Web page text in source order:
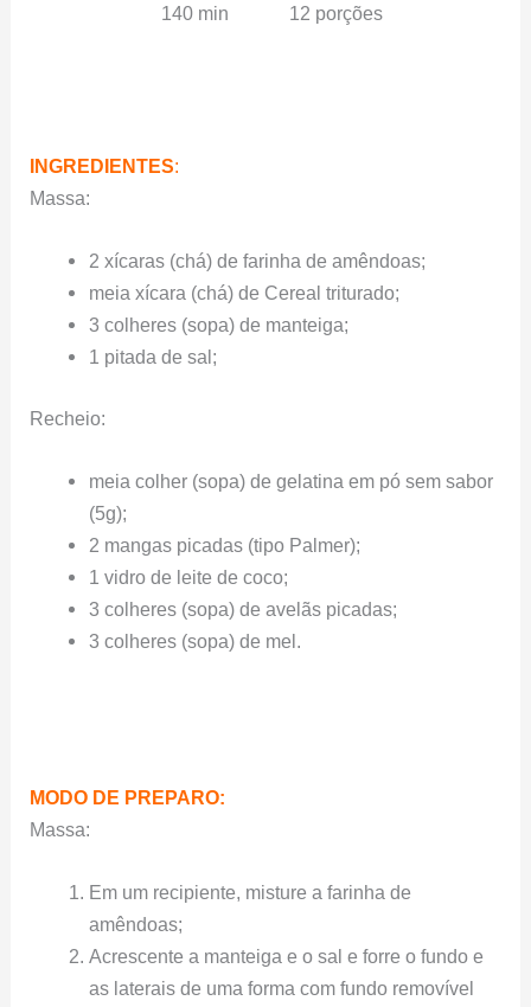
140 min 12 porções
INGREDIENTES:
Massa:
2 xícaras (chá) de farinha de amêndoas;
meia xícara (chá) de Cereal triturado;
3 colheres (sopa) de manteiga;
1 pitada de sal;
Recheio:
meia colher (sopa) de gelatina em pó sem sabor
(5g);
2 mangas picadas (tipo Palmer);
1 vidro de leite de coco;
3 colheres (sopa) de avelãs picadas;
3 colheres (sopa) de mel.
MODO DE PREPARO:
Massa:
Em um recipiente, misture a farinha de
amêndoas;
Acrescente a manteiga e o sal e forre o fundo e
as laterais de uma forma com fundo removível